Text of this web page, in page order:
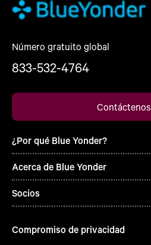
Número gratuito global
833-532-4764
Contáctenos
¿Por qué Blue Yonder?
Acerca de Blue Yonder
Socios
Compromiso de privacidad